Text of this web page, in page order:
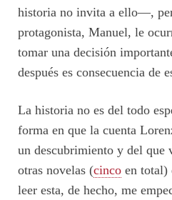
historia no invita a ello—,
protagonista, Manuel, le
tomar una decisión
después es consecuencia de
La historia no es del todo
forma en que la cuenta
un descubrimiento y del que
otras novelas (cinco en total)
leer esta, de hecho, me